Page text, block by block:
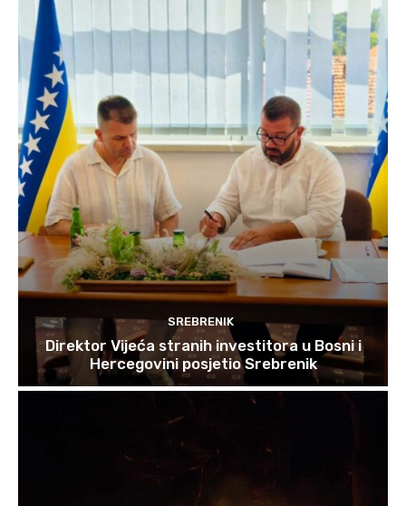
SREBRENIK
Direktor Vijeća stranih investitora u Bosni i
Hercegovini posjetio Srebrenik